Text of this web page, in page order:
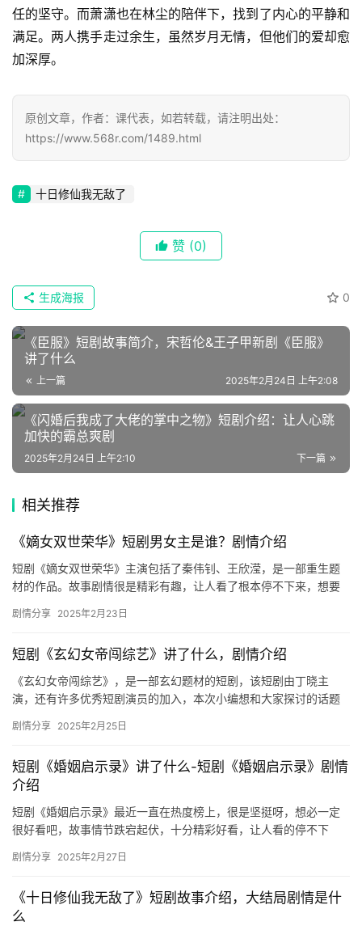
语
文
集
🔥
热
速
博
主
星
选
🎬
剧
任的坚守。而萧潇也在林尘的陪伴下，找到了内心的平静和
满足。两人携手走过余生，虽然岁月无情，但他们的爱却愈
加深厚。
原创文章，作者：课代表，如若转载，请注明出处：
https://www.568r.com/1489.html
十日修仙我无敌了
赞 (0)
0
生成海报
《臣服》短剧故事简介，宋哲伦&王子甲新剧《臣服》
讲了什么
上一篇 2025年2月24日 上午2:08
《闪婚后我成了大佬的掌中之物》短剧介绍：让人心跳
加快的霸总爽剧
下一篇
2025年2月24日 上午2:10
相关推荐
《嫡女双世荣华》短剧男女主是谁？剧情介绍
短剧《嫡女双世荣华》主演包括了秦伟钊、王欣滢，是一部重生题
材的作品。故事剧情很是精彩有趣，让人看了根本停不下来，想要
华》…
剧情分享 2025年2月23日
短剧《玄幻女帝闯综艺》讲了什么，剧情介绍
《玄幻女帝闯综艺》，是一部玄幻题材的短剧，该短剧由丁晓主
演，还有许多优秀短剧演员的加入，本次小编想和大家探讨的话题
《玄幻…
剧情分享 2025年2月25日
短剧《婚姻启示录》讲了什么-短剧《婚姻启示录》剧情
介绍
短剧《婚姻启示录》最近一直在热度榜上，很是坚挺呀，想必一定
很好看吧，故事情节跌宕起伏，十分精彩好看，让人看的停不下
录》…
剧情分享 2025年2月27日
《十日修仙我无敌了》短剧故事介绍，大结局剧情是什
么